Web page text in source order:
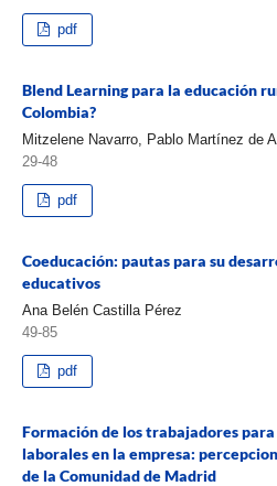
pdf
Blend Learning para la educación
Colombia?
Mitzelene Navarro, Pablo Martínez de
29-48
pdf
Coeducación: pautas para su
educativos
Ana Belén Castilla Pérez
49-85
pdf
Formación de los trabajadores
laborales en la empresa:
de la Comunidad de Madrid